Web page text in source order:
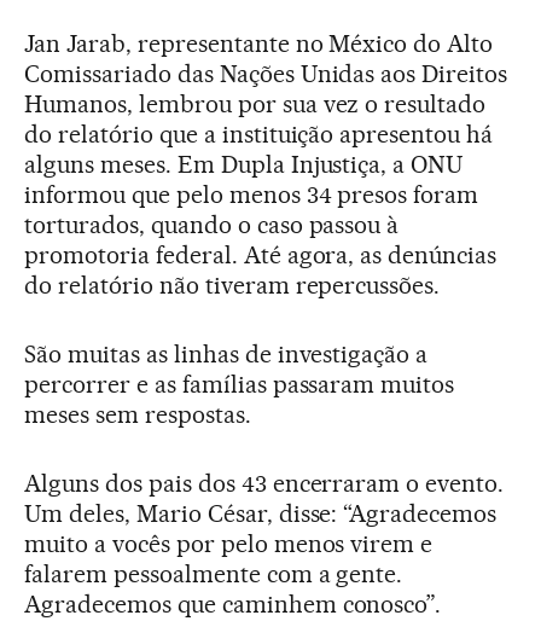
Jan Jarab, representante no México do Alto
Comissariado das Nações Unidas aos Direitos
Humanos, lembrou por sua vez o resultado
do relatório que a instituição apresentou há
alguns meses. Em Dupla Injustiça, a ONU
informou que pelo menos 34 presos foram
torturados, quando o caso passou à
promotoria federal. Até agora, as denúncias
do relatório não tiveram repercussões.
São muitas as linhas de investigação a
percorrer e as famílias passaram muitos
meses sem respostas.
Alguns dos pais dos 43 encerraram o evento.
Um deles, Mario César, disse: “Agradecemos
muito a vocês por pelo menos virem e
falarem pessoalmente com a gente.
Agradecemos que caminhem conosco”.